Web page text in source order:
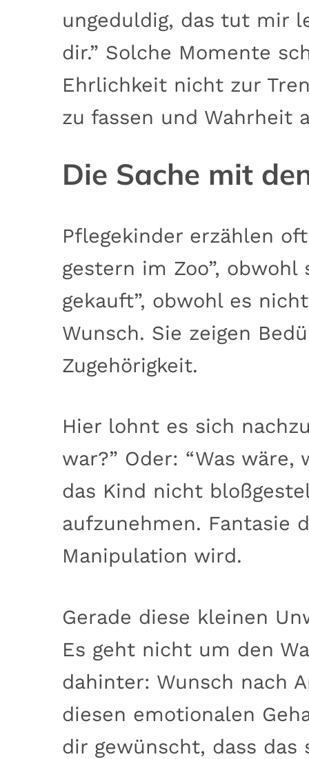
ungeduldig, das tut mir
dir.” Solche Momente
Ehrlichkeit nicht zur
zu fassen und Wahrheit
Die Sache mit
Pflegekinder erzählen
gestern im Zoo”,
gekauft”, obwohl es
Wunsch. Sie zeigen
Zugehörigkeit.
Hier lohnt es sich
war?” Oder: “Was
das Kind nicht
aufzunehmen. Fantasie
Manipulation wird.
Gerade diese kleinen
Es geht nicht um den
dahinter: Wunsch nach
diesen emotionalen
dir gewünscht, dass